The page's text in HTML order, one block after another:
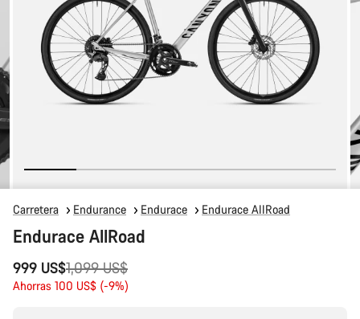
Carretera Endurance Endurace Endurace AllRoad
Endurace AllRoad
999 US$
Precio
original
1,099 US$
Ahorras 100 US$ (-9%)